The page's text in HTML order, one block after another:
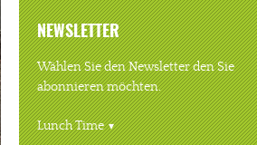
NEWSLETTER
Wählen Sie den Newsletter den Sie
abonnieren möchten.
Lunch Time